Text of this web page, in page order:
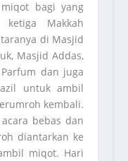
bagi yang
Makkah
di Masjid
Masjid Addas,
dan juga
untuk ambil
kembali.
bebas dan
diantarkan ke
miqot. Hari